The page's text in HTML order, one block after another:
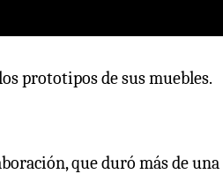
prototipos de sus muebles.
que duró más de una